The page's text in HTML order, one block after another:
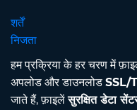
शर्तें
निजता
हम प्रक्रिया के हर चरण में
अपलोड और डाउनलोड SSL/
जाते हैं, फ़ाइलेंसुरक्षित डेटा